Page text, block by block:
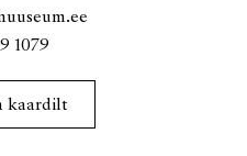
1079
kaardilt